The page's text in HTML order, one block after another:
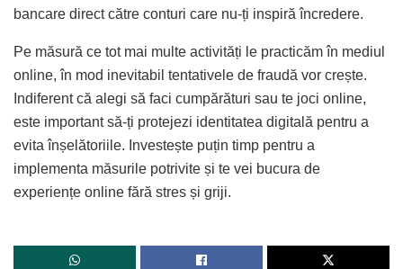
bancare direct către conturi care nu-ți inspiră încredere.
Pe măsură ce tot mai multe activități le practicăm în mediul
online, în mod inevitabil tentativele de fraudă vor crește.
Indiferent că alegi să faci cumpărături sau te joci online,
este important să-ți protejezi identitatea digitală pentru a
evita înșelătoriile. Investește puțin timp pentru a
implementa măsurile potrivite și te vei bucura de
experiențe online fără stres și griji.